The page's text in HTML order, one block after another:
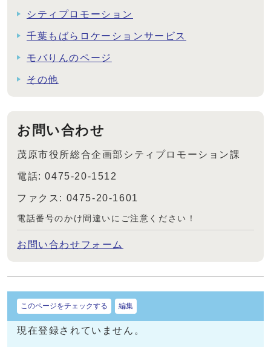
シティプロモーション
千葉もばらロケーションサービス
モバりんのページ
その他
お問い合わせ
茂原市役所総合企画部シティプロモーション課
電話: 0475-20-1512
ファクス: 0475-20-1601
電話番号のかけ間違いにご注意ください！
お問い合わせフォーム
このページをチェックする 編集
現在登録されていません。